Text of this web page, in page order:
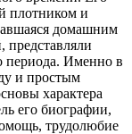
плотником и
домашним
представляли
периода. Именно в
и простым
характера
его биографии,
трудолюбие